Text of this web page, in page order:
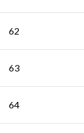
62
63
64